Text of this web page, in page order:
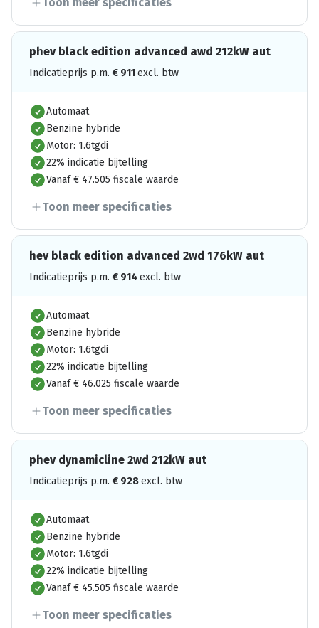
phev black edition advanced awd 212kW aut
Indicatieprijs p.m. € 911excl. btw
Automaat
Benzine hybride
Motor: 1.6tgdi
22% indicatie bijtelling
Vanaf € 47.505 fiscale waarde
Toon meer specificaties
hev black edition advanced 2wd 176kW aut
Indicatieprijs p.m. € 914 excl. btw
Automaat
Benzine hybride
Motor: 1.6tgdi
22% indicatie bijtelling
Vanaf € 46.025 fiscale waarde
Toon meer specificaties
phev dynamicline 2wd 212kW aut
Indicatieprijs p.m. € 928excl. btw
Automaat
Benzine hybride
Motor: 1.6tgdi
22% indicatie bijtelling
Vanaf € 45.505 fiscale waarde
Toon meer specificaties